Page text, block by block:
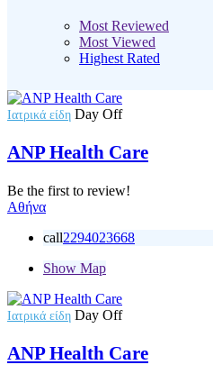
Most Reviewed
Most Viewed
Highest Rated
Ιατρικά είδη Day Off
ANP Health Care
Be the first to review!
Αθήνα
call2294023668
Show Map
Ιατρικά είδη Day Off
ANP Health Care